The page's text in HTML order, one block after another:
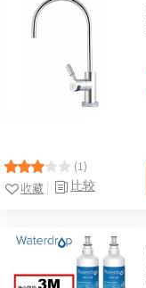
(1)
比较
收藏